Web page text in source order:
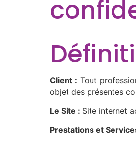
Client : Tout
objet des présentes
Le Site : Site internet
Prestations et